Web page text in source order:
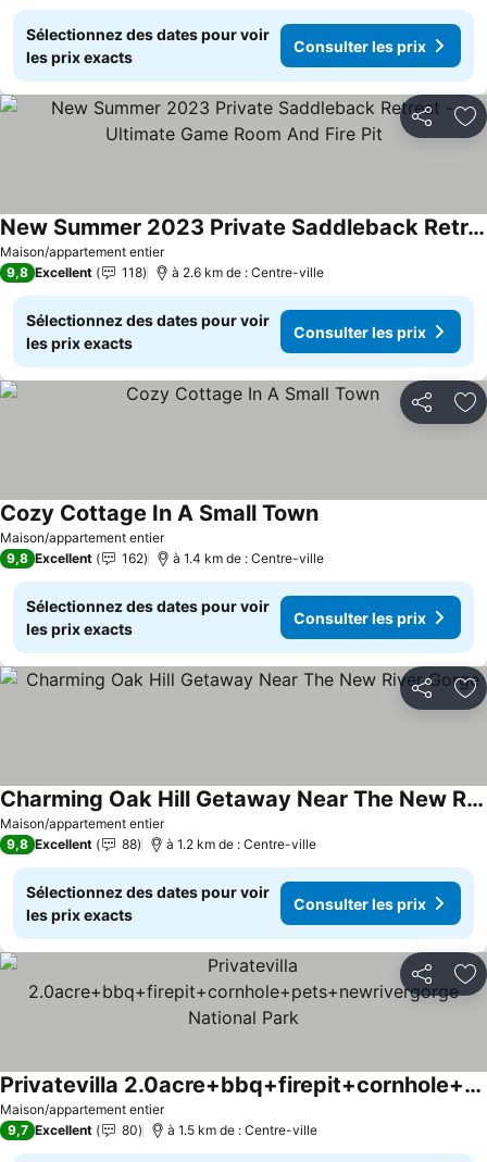
Sélectionnez des dates pour voir
les prix exacts
Consulter les prix
Partager
Maison/appartement entier
New Summer 2023 Private Saddleback Retreat - Ultimate Game Room And Fire Pit
Consulter les prix
9,8 Excellent 118 à 2.6 km de : Centre-ville
Sélectionnez des dates pour voir
les prix exacts
Consulter les prix
Partager
Maison/appartement entier
Cozy Cottage In A Small TownConsulter les prix
9,8 Excellent 162 à 1.4 km de : Centre-ville
Sélectionnez des dates pour voir
les prix exacts
Consulter les prix
Partager
Maison/appartement entier
Charming Oak Hill Getaway Near The New River Gorge
Consulter les prix
9,8 Excellent 88 à 1.2 km de : Centre-ville
Sélectionnez des dates pour voir
les prix exacts
Consulter les prix
Partager
Maison/appartement entier
Privatevilla 2.0acre+bbq+firepit+cornhole+pets+newrivergorge National Park
Consulter les prix
9,7 Excellent 80 à 1.5 km de : Centre-ville